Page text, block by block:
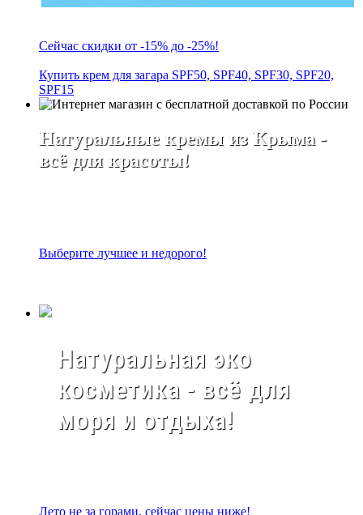
Сейчас скидки от -15% до -25%!
Купить крем для загара SPF50, SPF40, SPF30, SPF20,
SPF15
Натуральные кремы из Крыма -
всё для красоты!
Выберите лучшее и недорого!
Натуральная эко
косметика - всё для
моря и отдыха!
Лето не за горами, сейчас цены ниже!